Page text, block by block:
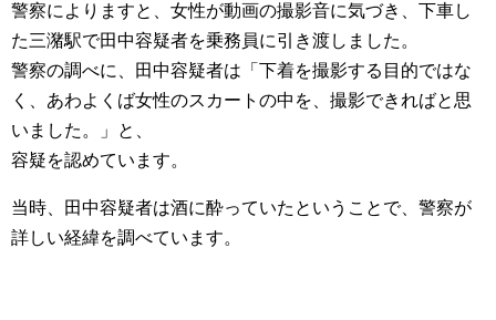
警察によりますと、女性が動画の撮影音に気づき、下車し
た三潴駅で田中容疑者を乗務員に引き渡しました。
警察の調べに、田中容疑者は「下着を撮影する目的ではな
く、あわよくば女性のスカートの中を、撮影できればと思
いました。」と、
容疑を認めています。
当時、田中容疑者は酒に酔っていたということで、警察が
詳しい経緯を調べています。